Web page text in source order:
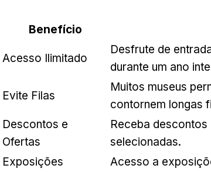
Benefício
Acesso Ilimitado
Desfrute de
durante um ano
Evite Filas
Muitos museus
contornem longas
Descontos e
Ofertas
Receba
selecionadas.
Exposições
Acesso a